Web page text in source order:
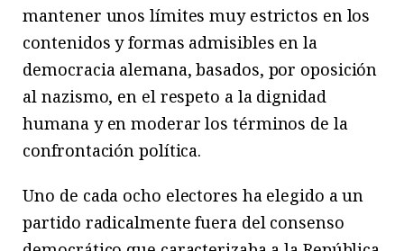
mantener unos límites muy estrictos en los
contenidos y formas admisibles en la
democracia alemana, basados, por oposición
al nazismo, en el respeto a la dignidad
humana y en moderar los términos de la
confrontación política.
Uno de cada ocho electores ha elegido a un
partido radicalmente fuera del consenso